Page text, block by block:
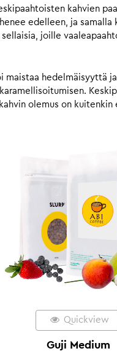
kahvien
edelleen, ja
joille
hedelmäisyyttä
olemus on kuitenkin
Quickview
Guji Medium